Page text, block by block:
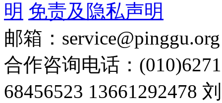
明 免责及隐私声明
邮箱：service@pinggu.org
合作咨询电话：
68456523 13661292478